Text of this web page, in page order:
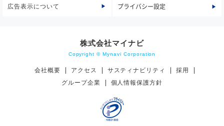
広告表示について プライバシー設定
株式会社マイナビ
Copyright © Mynavi Corporation
会社概要 アクセス サスティナビリティ
採用
グループ企業
個人情報保護方針